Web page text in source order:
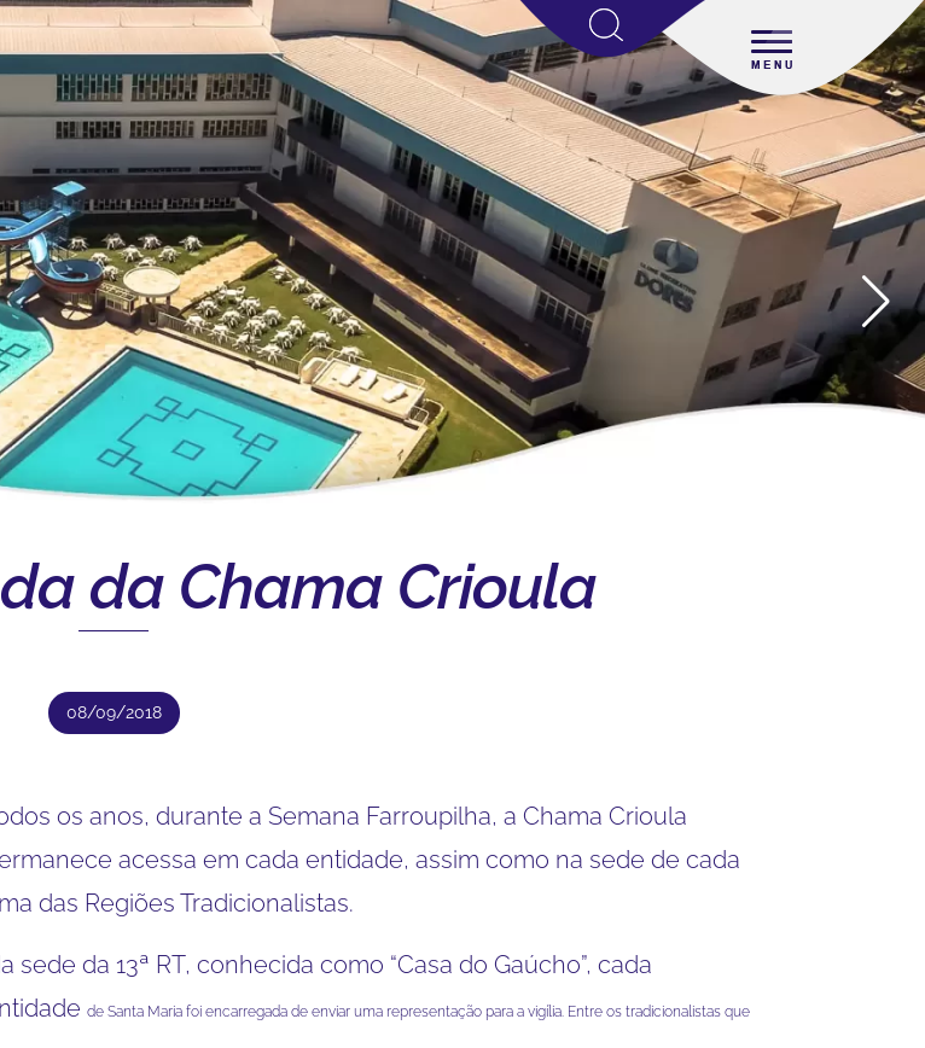
da Chama Crioula
08/09/2018
os anos, durante a Semana Farroupilha, a Chama Crioula
acessa em cada entidade, assim como na sede de cada
das Regiões Tradicionalistas.
sede da 13ª RT, conhecida como “Casa do Gaúcho”, cada
de Santa Maria foi encarregada de enviar uma representação para a vigília. Entre os tradicionalistas que